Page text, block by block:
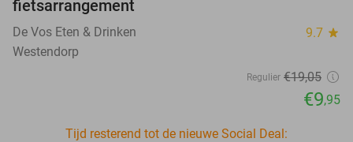
fietsarrangement
De Vos Eten & Drinken 9.7 star
Westendorp
Regulier €19,05
€9,95
Tijd resterend tot de nieuwe Social Deal: